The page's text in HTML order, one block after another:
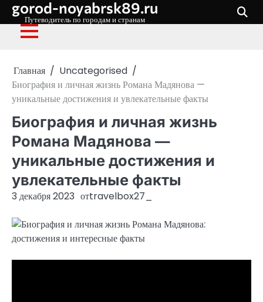
Перейти
содержимому
gorod-noyabrsk89.ru
Путеводитель по городам и странам
Главная
Uncategorised
Биография и личная жизнь Романа Мадянова —
уникальные достижения и увлекательные факты
Биография и личная жизнь
Романа Мадянова —
уникальные достижения и
увлекательные факты
3 декабря 2023 отtravelbox27_